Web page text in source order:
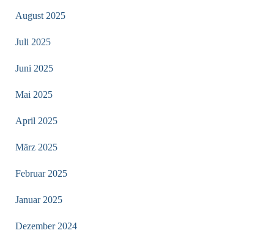
August 2025
Juli 2025
Juni 2025
Mai 2025
April 2025
März 2025
Februar 2025
Januar 2025
Dezember 2024